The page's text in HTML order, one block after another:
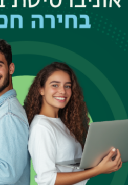
תוכניות דומות
תואר ראשון בחינוך מיוחד